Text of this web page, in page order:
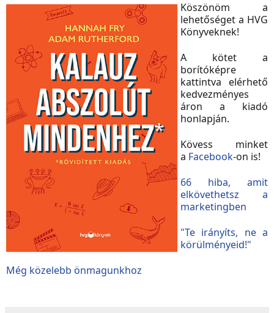
Köszönöm a
lehetőséget a HVG
Könyveknek!
A kötet a
borítóképre
kattintva elérhető
kedvezményes
áron a kiadó
honlapján.
Kövess minket
a Facebook-on is!
66 hiba, amit
elkövethetsz a
marketingben
"Te irányíts, ne a
körülményeid!"
Még közelebb önmagunkhoz